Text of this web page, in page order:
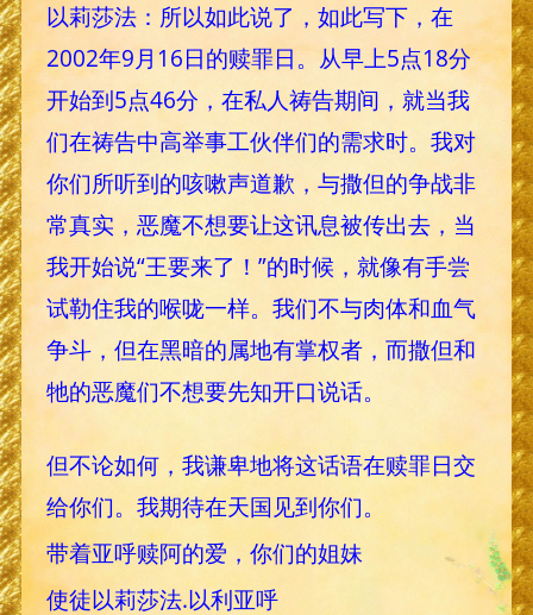
以莉莎法：所以如此说了，如此写下，在
2002年9月16日的赎罪日。从早上5点18分
开始到5点46分，在私人祷告期间，就当我
们在祷告中高举事工伙伴们的需求时。我对
你们所听到的咳嗽声道歉，与撒但的争战非
常真实，恶魔不想要让这讯息被传出去，当
我开始说“王要来了！”的时候，就像有手尝
试勒住我的喉咙一样。我们不与肉体和血气
争斗，但在黑暗的属地有掌权者，而撒但和
牠的恶魔们不想要先知开口说话。
但不论如何，我谦卑地将这话语在赎罪日交
给你们。我期待在天国见到你们。
带着亚呼赎阿的爱，你们的姐妹
使徒以莉莎法.以利亚呼